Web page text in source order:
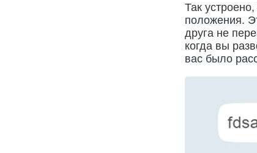
Так
положения.
друга не
когда вы
вас было